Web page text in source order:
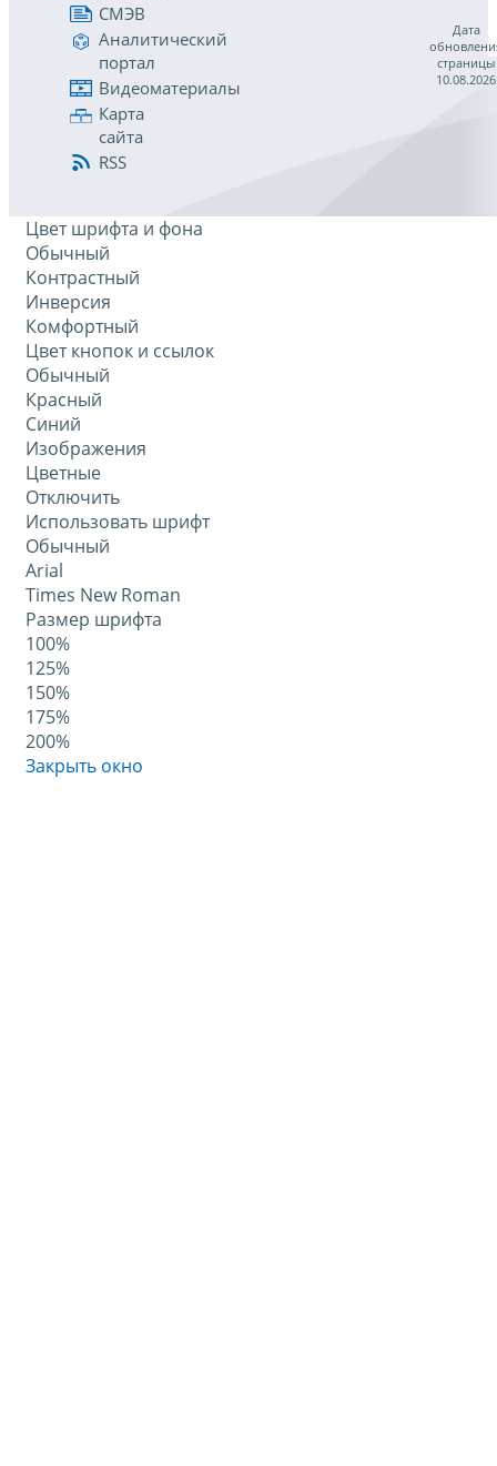
СМЭВ
Аналитический
портал
Видеоматериалы
Карта
сайта
RSS
Дата
страницы
10.08.2026
Цвет шрифта и фона
Обычный
Контрастный
Инверсия
Комфортный
Цвет кнопок и ссылок
Обычный
Красный
Синий
Изображения
Цветные
Отключить
Использовать шрифт
Обычный
Arial
Times New Roman
Размер шрифта
100%
125%
150%
175%
200%
Закрыть окно